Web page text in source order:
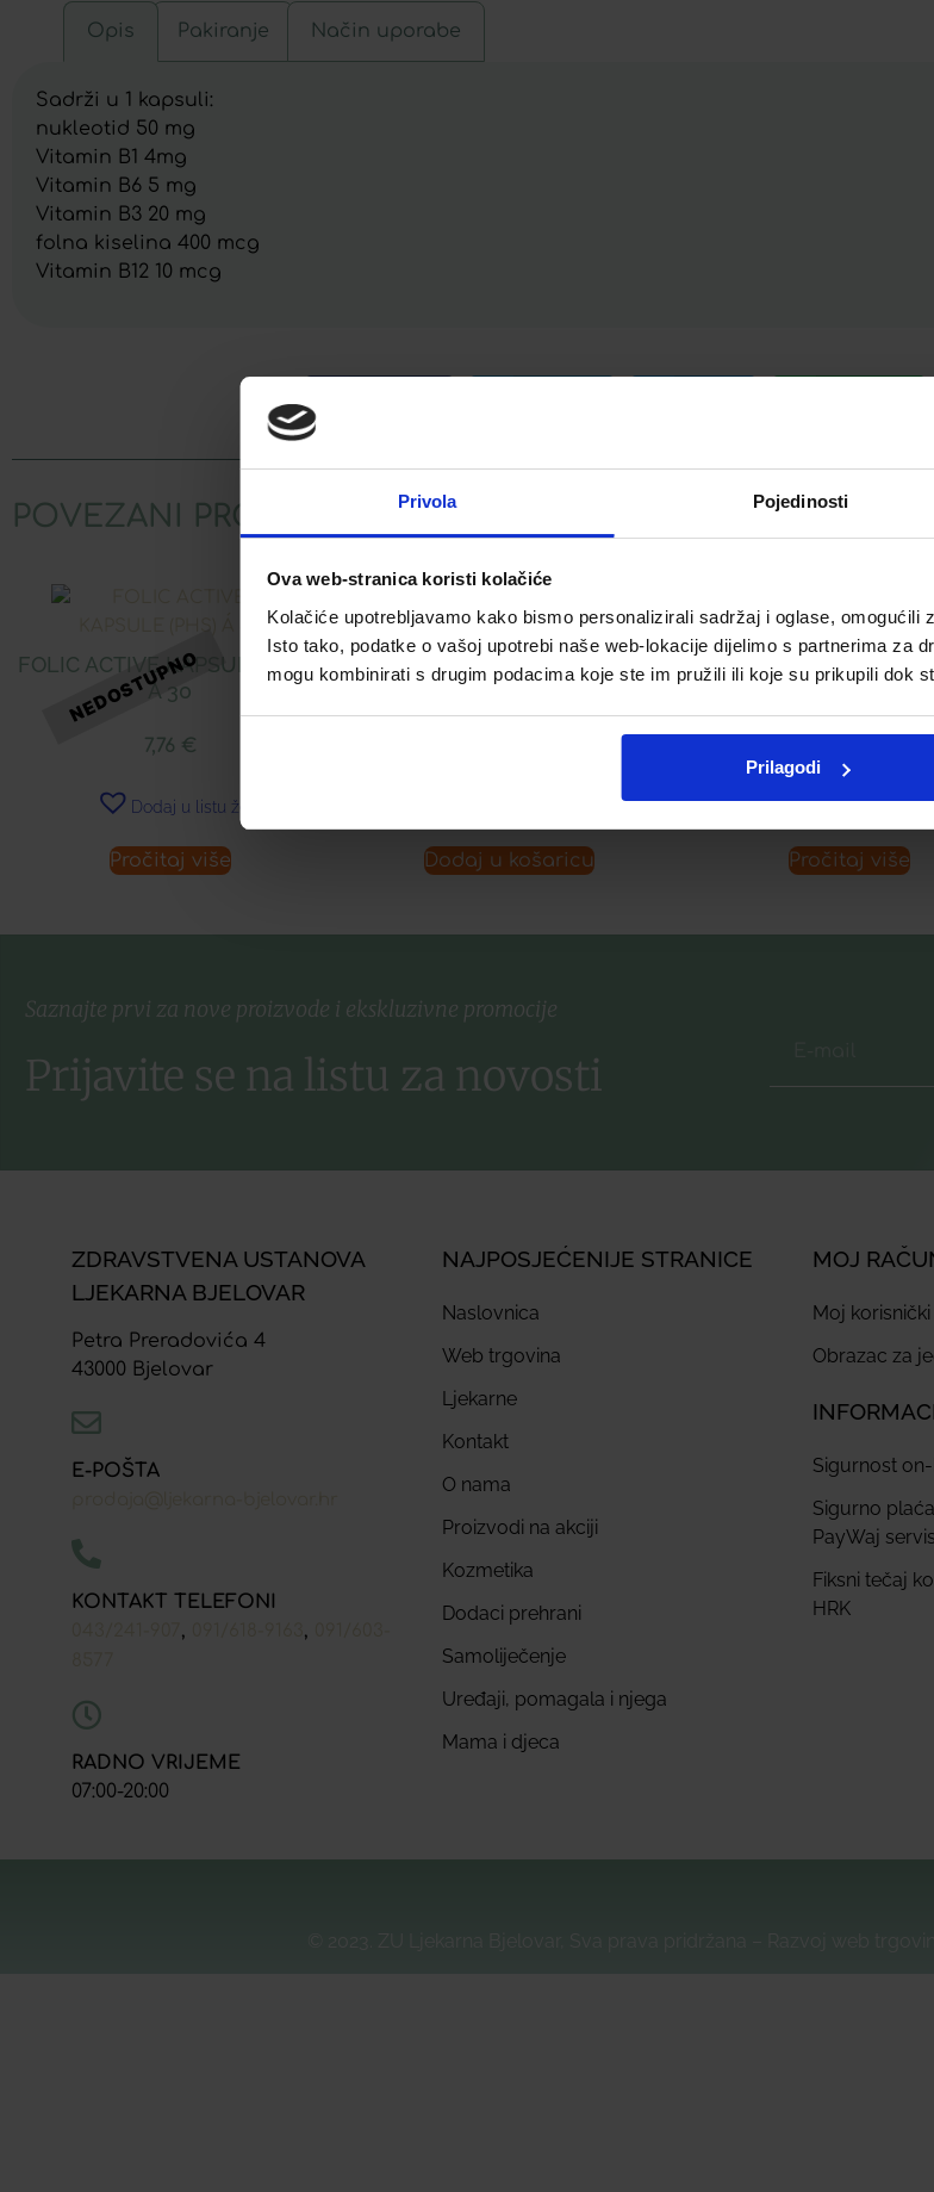
Privola Pojedinosti
Ova web-stranica koristi kolačiće
Kolačiće upotrebljavamo kako bismo personalizirali sadržaj i oglase, omogućili
Isto tako, podatke o vašoj upotrebi naše web-lokacije dijelimo s partnerima za
mogu kombinirati s drugim podacima koje ste im pružili ili koje su prikupili dok
Prilagodi
Opis Pakiranje Način uporabe
Sadrži u 1 kapsuli:
nukleotid 50 mg
Vitamin B1 4mg
Vitamin B6 5 mg
Vitamin B3 20 mg
folna kiselina 400 mcg
Vitamin B12 10 mcg
POVEZANI PROIZVODI
FOLIC ACTIVE KAPSULE (PHS)
Á 30
7,76 €
Dodaj u listu želja
Pročitaj više
DIGESTIN TABLETE Á 30
12,00
Dodaj u košaricu
D3 + K1 BABY
7,26
Dodaj u listu
Pročitaj više
Saznajte prvi za nove proizvode i ekskluzivne promocije
Prijavite se na listu za novosti
ZDRAVSTVENA USTANOVA
LJEKARNA BJELOVAR
Petra Preradovića 4
43000 Bjelovar
E-POŠTA
KONTAKT TELEFONI
, ,
RADNO VRIJEME
07:00-20:00
NAJPOSJEĆENIJE STRANICE
Naslovnica
Web trgovina
Ljekarne
Kontakt
O nama
Proizvodi na akciji
Kozmetika
Dodaci prehrani
Samoliječenje
Uređaji, pomagala i njega
Mama i djeca
MOJ
Moj
Obrazac za
Sigurnost
Sigurno
PayWaj
Fiksni tečaj
HRK